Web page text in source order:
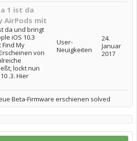
1 ist da
AirPods mit
da und bringt
iOS 10.3
My
von
lockt nun
.3. Hier
User-
Neuigkeiten
24.
Januar
2017
Beta-Firmware erschienen solved